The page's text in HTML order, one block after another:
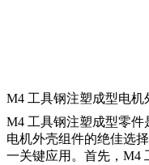
M4 工具钢注塑成型电机
M4 工具钢注塑成型零件
电机外壳组件的绝佳选
一关键应用。首先，M4